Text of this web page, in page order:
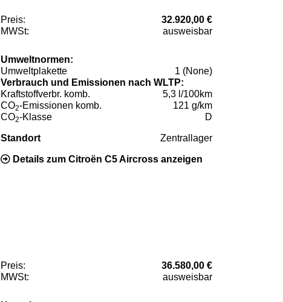
Preis:
32.920,00 €
MWSt:
ausweisbar
Umweltnormen:
Umweltplakette
1 (None)
Verbrauch und Emissionen nach WLTP:
Kraftstoffverbr. komb.
5,3 l/100km
CO2-Emissionen komb.
121 g/km
CO2-Klasse D
Standort Zentrallager
Details zum Citroën C5 Aircross anzeigen
Preis:
36.580,00 €
MWSt:
ausweisbar